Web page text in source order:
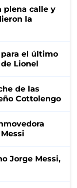
plena calle y
la
el último
Lionel
de las
Cottolengo
Jorge Messi,